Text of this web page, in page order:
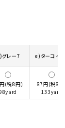
レー7 e)ターコイ
(税8円)
87円(税8
133yard